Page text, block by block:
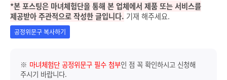
*본 포스팅은 마녀체험단을 통해 본 업체에서 제품 또는 서비스를
제공받아 주관적으로 작성한 글입니다. 기재 해주세요.
공정위문구 복사하기
※ 마녀체험단 공정위문구 필수 첨부인 점 꼭 확인하시고 신청해
주시기 바랍니다.